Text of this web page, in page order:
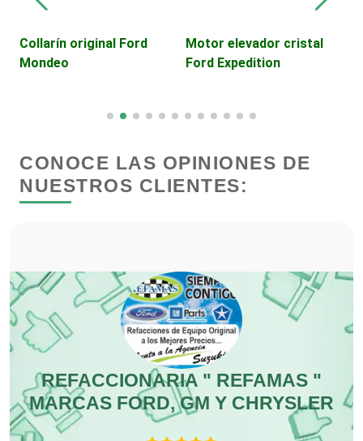
Clínicas de Belleza
Clínicas de Rehabilitación
Clínicas y Hospitales
Cocinas Integrales
Combustibles y Lubricantes
Compresores de aire
Collarín original Ford
Mondeo
Motor elevador cristal
Ford Expedition
CONOCE LAS OPINIONES DE
NUESTROS CLIENTES:
REFACCIONARIA " REFAMAS "
MARCAS FORD, GM Y CHRYSLER